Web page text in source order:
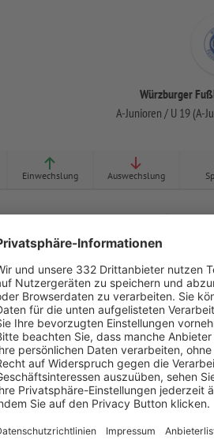
Würzburger
A-Junioren / U 19 (A-
Einwechslung Auswechslung
Würzburger Fußballverein 04
- -
SV Raigering
- -